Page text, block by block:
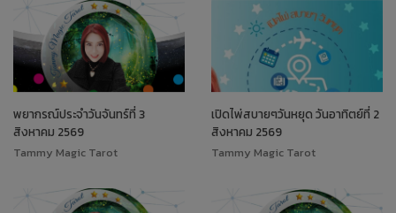
พยากรณ์ประจำวันจันทร์ที่ 3
สิงหาคม 2569
Tammy Magic Tarot
เปิดไพ่สบายๆวันหยุด วันอาทิตย์ที่ 2
สิงหาคม 2569
Tammy Magic Tarot